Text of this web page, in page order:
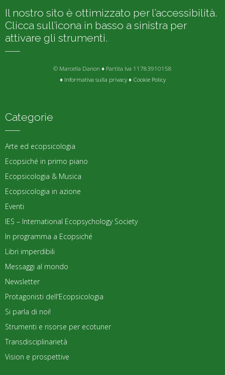
Il nostro sito è ottimizzato per l’accessibilità.
Clicca sull’icona in basso a sinistra per
attivare gli strumenti.
© Marcella Danon ♦ Partita Iva 11783910158
♦ Informativa sulla privacy♦ Cookie Policy
Categorie
Arte ed ecopsicologia
Ecopsiché in primo piano
Ecopsicologia & Musica
Ecopsicologia in azione
Eventi
IES – International Ecopsychology Society
In programma a Ecopsiché
Libri imperdibili
Messaggi al mondo
Newsletter
Protagonisti dell'Ecopsicologia
Si parla di noi!
Strumenti e risorse per ecotuner
Transdisciplinarietà
Vision e prospettive